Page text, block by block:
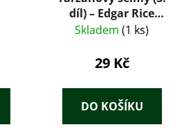
díl) – Edgar Rice
Burroughs
Skladem (1 ks)
29 Kč
DO KOŠÍKU